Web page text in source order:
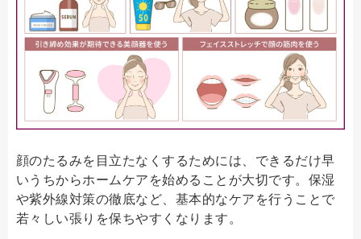
顔のたるみを目立たなくするためには、できるだけ早
いうちからホームケアを始めることが大切です。保湿
や紫外線対策の徹底など、基本的なケアを行うことで
若々しい張りを保ちやすくなります。